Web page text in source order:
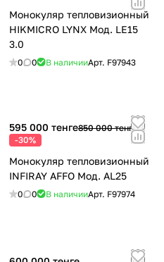
Монокуляр тепловизионный
HIKMICRO LYNX Мод. LE15
3.0
0 0 В наличииАрт. F97943
595 000 тенге850 000 тенге
-30%
Монокуляр тепловизионный
INFIRAY AFFO Мод. AL25
0 0 В наличииАрт. F97974